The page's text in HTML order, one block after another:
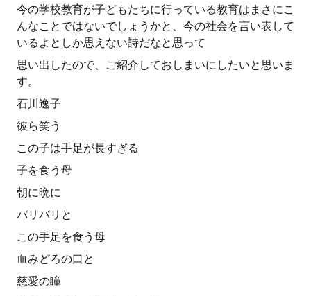
今の学校教育が子どもたちに行っている教育はまさにこ
んなことではないでしょうかと、今の社会を言い表して
いるよとしか思えない詩だなと思って
思い出したので、ご紹介しておしまいにしたいと思いま
す。
石川逸子
彼ら笑う
この子は手足が長すぎる
子を食う母
朝に晩に
バリバリと
この手足を食う母
血みどろの口と
慈愛の瞳